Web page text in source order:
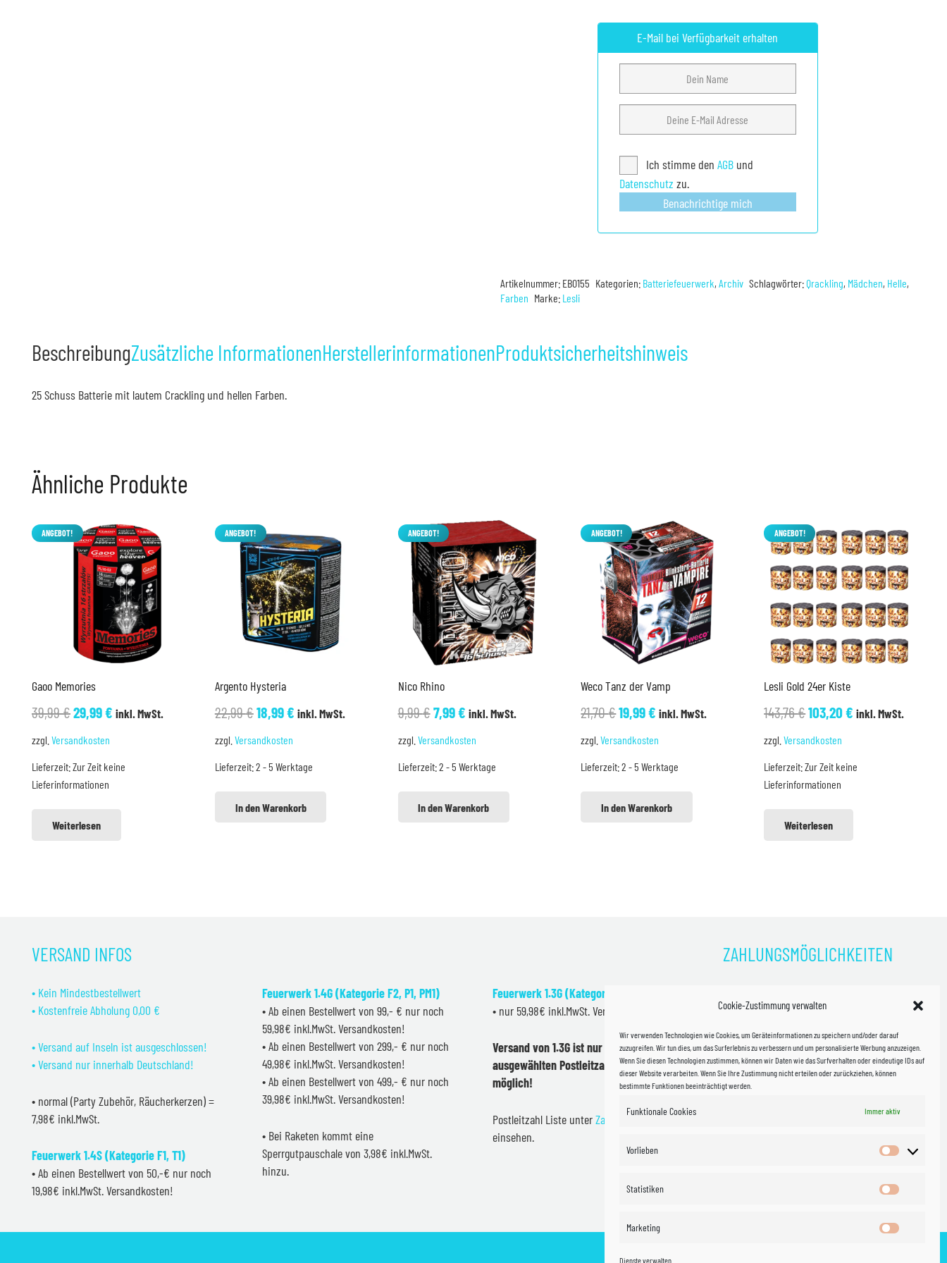
Cookie-Zustimmung verwalten
Wir verwenden Technologien wie Cookies, um Geräteinformationen zu speichern und/oder darauf
zuzugreifen. Wir tun dies, um das Surferlebnis zu verbessern und um personalisierte Werbung anzuzeigen.
Wenn Sie diesen Technologien zustimmen, können wir Daten wie das Surfverhalten oder eindeutige IDs auf
dieser Website verarbeiten. Wenn Sie Ihre Zustimmung nicht erteilen oder zurückziehen, können
bestimmte Funktionen beeinträchtigt werden.
Funktionale Cookies Immer aktiv
Vorlieben Vorlieben
Statistiken
Marketing Marketing
Dienste verwalten
E-Mail bei Verfügbarkeit erhalten
Ich stimme den AGB und
Datenschutz zu.
Benachrichtige mich
Artikelnummer: EB0155 Kategorien: Batteriefeuerwerk,Archiv Schlagwörter:Qrackling, Mädchen, Helle,
Farben Marke: Lesli
BeschreibungZusätzliche InformationenHerstellerinformationenProduktsicherheitshinweis
25 Schuss Batterie mit lautem Crackling und hellen Farben.
Ähnliche Produkte
ANGEBOT!
Gaoo Memories
39,99€Ursprünglicher
Preis
39,99 €
29,99€Aktueller
29,99 €.
inkl. MwSt.
zzgl. Versandkosten
Lieferzeit:Zur Zeit keine
Lieferinformationen
Weiterlesen
ANGEBOT!
Argento Hysteria
22,99€Ursprünglicher
Preis
22,99 €
18,99€Aktueller
18,99 €.
inkl. MwSt.
zzgl. Versandkosten
Lieferzeit:2 - 5 Werktage
In den Warenkorb
ANGEBOT!
Nico Rhino
9,99€Ursprünglicher
Preis
9,99 €
7,99€Aktueller
7,99 €.
inkl. MwSt.
zzgl. Versandkosten
Lieferzeit:2 - 5 Werktage
In den Warenkorb
ANGEBOT!
Weco Tanz der Vamp
21,70€Ursprünglicher
Preis
21,70 €
19,99€Aktueller
19,99 €.
inkl. MwSt.
zzgl.Versandkosten
Lieferzeit:2 - 5 Werktage
In den Warenkorb
ANGEBOT!
Lesli Gold 24er Kiste
143,76€Ursprünglicher
Preis
143,76 €
103,20€Aktueller
103,20 €.
inkl. MwSt.
zzgl.Versandkosten
Lieferzeit:Zur Zeit keine
Lieferinformationen
Weiterlesen
VERSAND INFOS
• Kein Mindestbestellwert
• Kostenfreie Abholung 0,00 €
• Versand auf Inseln ist ausgeschlossen!
• Versand nur innerhalb Deutschland!
• normal (Party Zubehör, Räucherkerzen) =
7,98€ inkl.MwSt.
Feuerwerk 1.4S (Kategorie F1, T1)
• Ab einen Bestellwert von 50,-€ nur noch
19,98€ inkl.MwSt. Versandkosten!
Feuerwerk 1.4G (Kategorie F2, P1, PM1)
• Ab einen Bestellwert von 99,- € nur noch
59,98€ inkl.MwSt. Versandkosten!
• Ab einen Bestellwert von 299,- € nur noch
49,98€ inkl.MwSt. Versandkosten!
• Ab einen Bestellwert von 499,- € nur noch
39,98€ inkl.MwSt. Versandkosten!
• Bei Raketen kommt eine
Sperrgutpauschale von 3,98€ inkl.MwSt.
hinzu.
Feuerwerk 1.3G (Kategorie F2)
• nur 59,98€ inkl.MwSt. Versandkosten!
Versand von 1.3G ist nur innerhalb
ausgewählten Postleitzahlen in Sachsen
möglich!
Postleitzahl Liste unterZahlung & Versand
einsehen.
ZAHLUNGSMÖGLICHKEITEN